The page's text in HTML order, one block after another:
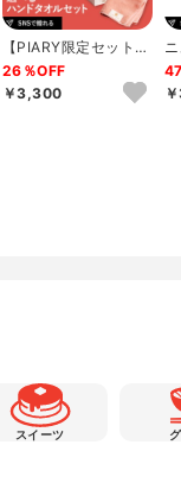
【PIARY限定セット】
選べるTHE QUEEN’S
T...
26％OFF
￥3,300
スイーツ